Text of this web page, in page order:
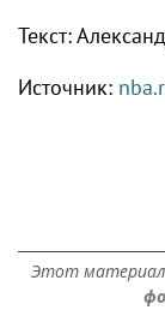
Текст:
Источник:
Этот материал